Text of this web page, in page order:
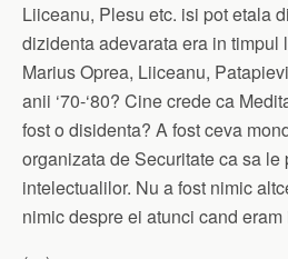
Liiceanu, Plesu etc. isi pot etala
dizidenta adevarata era in timpul
Marius Oprea, Liiceanu,
anii ‘70-‘80? Cine crede ca
fost o disidenta? A fost ceva
organizata de Securitate ca sa le
intelectualilor. Nu a fost nimic
nimic despre ei atunci cand